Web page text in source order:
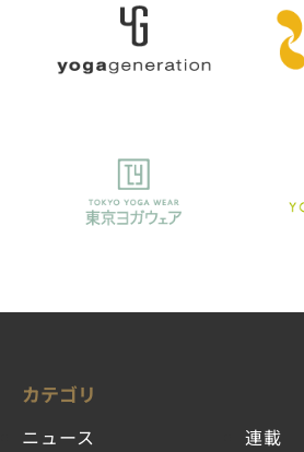
カテゴリ
ニュース
連載